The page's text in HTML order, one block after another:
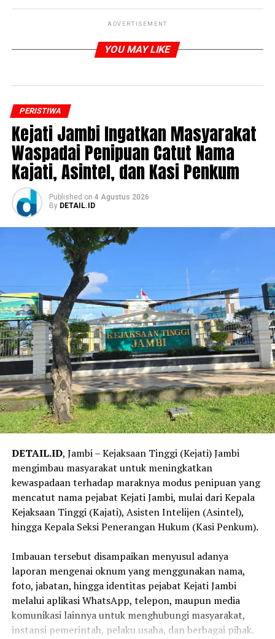
ADVERTISEMENT
YOU MAY LIKE
PERISTIWA
‎Kejati Jambi Ingatkan Masyarakat
Waspadai Penipuan Catut Nama
Kajati, Asintel, dan Kasi Penkum
Published on 4 Agustus 2026
By DETAIL.ID
DETAIL.ID, Jambi – Kejaksaan Tinggi (Kejati) Jambi
mengimbau masyarakat untuk meningkatkan
kewaspadaan terhadap maraknya modus penipuan yang
mencatut nama pejabat Kejati Jambi, mulai dari Kepala
Kejaksaan Tinggi (Kajati), Asisten Intelijen (Asintel),
hingga Kepala Seksi Penerangan Hukum (Kasi Penkum).
‎Imbauan tersebut disampaikan menyusul adanya
laporan mengenai oknum yang menggunakan nama,
foto, jabatan, hingga identitas pejabat Kejati Jambi
melalui aplikasi WhatsApp, telepon, maupun media
komunikasi lainnya untuk menghubungi masyarakat,
instansi pemerintah, pelaku usaha, dan berbagai pihak.